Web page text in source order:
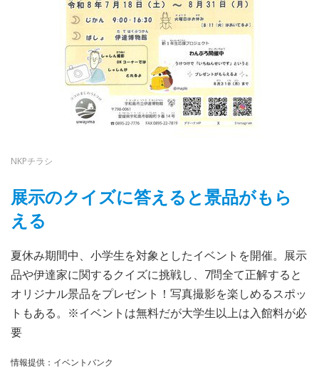
NKPチラシ
展示のクイズに答えると景品がもら
える
夏休み期間中、小学生を対象としたイベントを開催。展示
品や伊達家に関するクイズに挑戦し、7問全て正解すると
オリジナル景品をプレゼント！写真撮影を楽しめるスポッ
トもある。※イベントは無料だが大学生以上は入館料が必
要
情報提供：イベントバンク